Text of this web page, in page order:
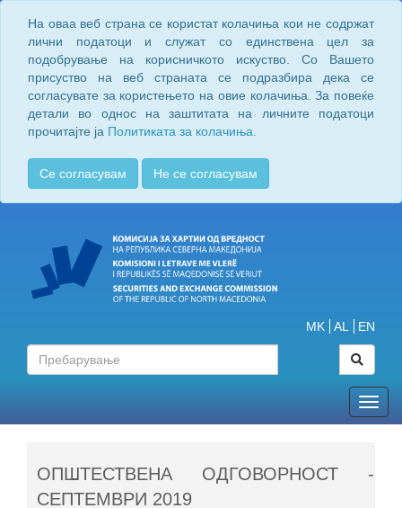
На оваа веб страна се користат колачиња кои не содржат
лични податоци и служат со единствена цел за
подобрување на корисничкото искуство. Со Вашето
присуство на веб страната се подразбира дека се
согласувате за користењето на овие колачиња. За повеќе
детали во однос на заштитата на личните податоци
прочитајте ја Политиката за колачиња.
Се согласувам Не се согласувам
MK AL EN
ОПШТЕСТВЕНА ОДГОВОРНОСТ -
СЕПТЕМВРИ 2019